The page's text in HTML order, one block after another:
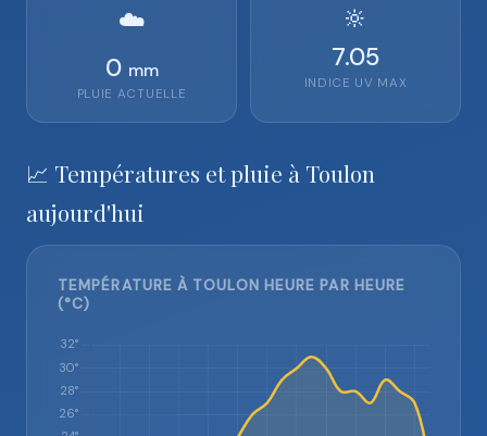
☁️
0 mm
PLUIE ACTUELLE
🔆
7.05
INDICE UV MAX
📈 Températures et pluie à Toulon
aujourd'hui
TEMPÉRATURE À TOULON HEURE PAR HEURE
(°C)